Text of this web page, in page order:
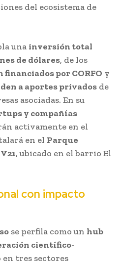
del ecosistema de
una inversión total
de dólares, de los
financiados por CORFO y
a aportes privados de
asociadas. En su
y compañías
activamente en el
en el Parque
, ubicado en el barrio El
con impacto
se perfila como un hub
científico-
en tres sectores